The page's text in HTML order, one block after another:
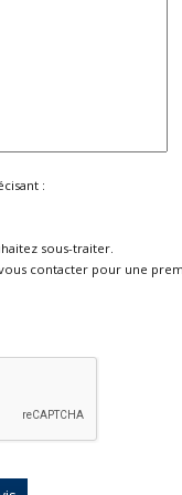
:
sous-traiter.
contacter pour une